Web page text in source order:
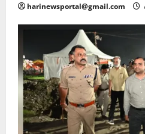
harinewsportal@gmail.com